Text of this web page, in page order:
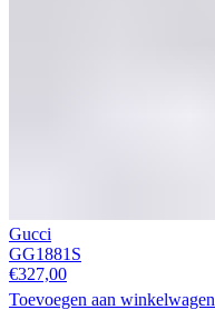
Gucci
GG1881S
€327,00
Toevoegen aan winkelwagen